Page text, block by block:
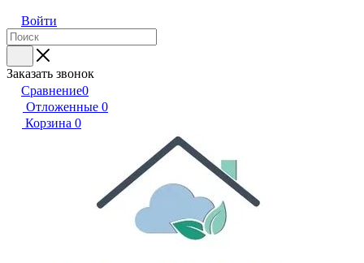
Войти
Заказать звонок
Сравнение0
Отложенные 0
Корзина 0